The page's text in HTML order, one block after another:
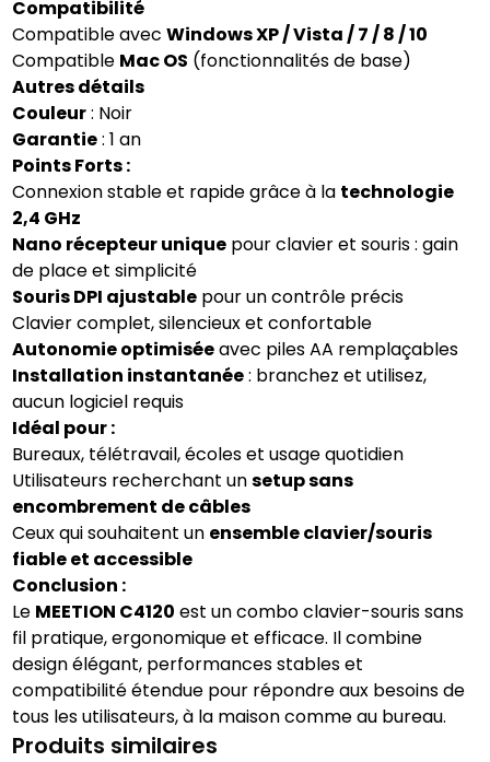
Compatibilité
Compatible avecWindows XP / Vista / 7 / 8 / 10
Compatible Mac OS (fonctionnalités de base)
Autres détails
Couleur: Noir
Garantie: 1 an
Points Forts :
Connexion stable et rapide grâce à la technologie
2,4 GHz
Nano récepteur unique pour clavier et souris : gain
de place et simplicité
Souris DPI ajustable pour un contrôle précis
Clavier complet, silencieux et confortable
Autonomie optimiséeavec piles AA remplaçables
Installation instantanée: branchez et utilisez,
aucun logiciel requis
Idéal pour :
Bureaux, télétravail, écoles et usage quotidien
Utilisateurs recherchant unsetup sans
encombrement de câbles
Ceux qui souhaitent un ensemble clavier/souris
fiable et accessible
Conclusion :
Le MEETION C4120 est un combo clavier-souris sans
fil pratique, ergonomique et efficace. Il combine
design élégant, performances stables et
compatibilité étendue pour répondre aux besoins de
tous les utilisateurs, à la maison comme au bureau.
Produits similaires